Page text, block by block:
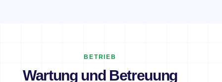
BETRIEB
Wartung und Betreuung